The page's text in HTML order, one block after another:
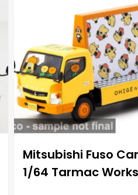
Mitsubishi Fuso
1/64 Tarmac Works